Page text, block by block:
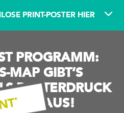
PRINT-POSTER HIER
PROGRAMM:
MAP GIBT’S
POSTERDRUCK
HAUS!